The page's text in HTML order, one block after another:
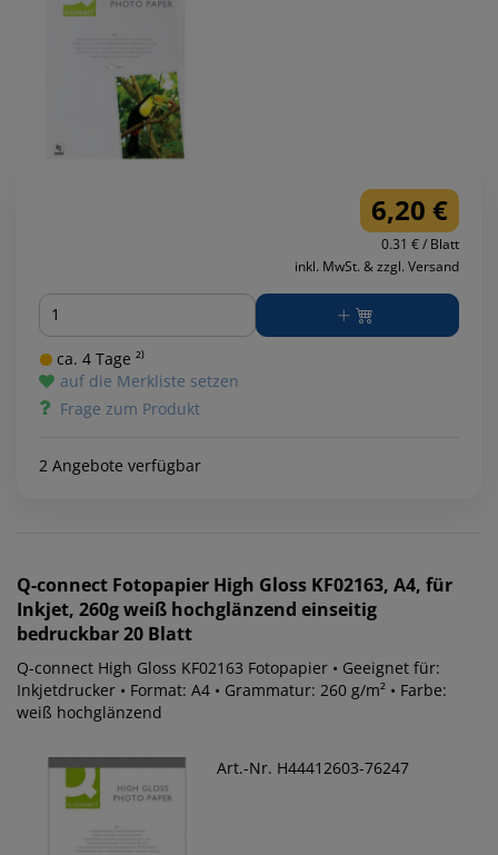
6,20 €
0.31 € / Blatt
inkl. MwSt. & zzgl. Versand
Menge
ca. 4 Tage ²⁾
auf die Merkliste setzen
Frage zum Produkt
2 Angebote verfügbar
Q-connect Fotopapier High Gloss KF02163, A4, für
Inkjet, 260g weiß hochglänzend einseitig
bedruckbar 20 Blatt
Q-connect High Gloss KF02163 Fotopapier • Geeignet für:
Inkjetdrucker • Format: A4 • Grammatur: 260 g/m² • Farbe:
weiß hochglänzend
Art.-Nr. H44412603-76247